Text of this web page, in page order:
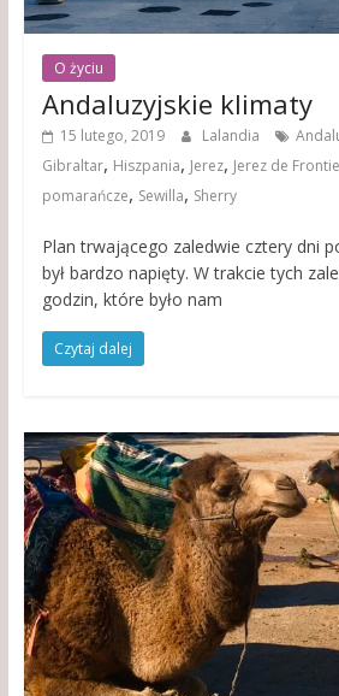
O życiu
Andaluzyjskie klimaty
15 lutego, 2019 Lalandia
Gibraltar, Hiszpania, Jerez, Jerez de
pomarańcze, Sewilla, Sherry
Plan trwającego zaledwie cztery dni
był bardzo napięty. W trakcie tych
godzin, które było nam
Czytaj dalej